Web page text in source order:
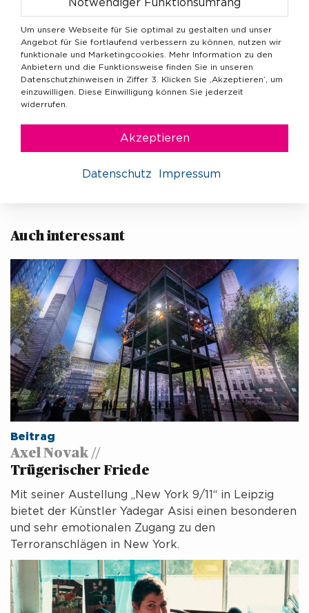
die beste Interpretation durchsetzen wird.
Bei der Bewertung Adam Smiths – so weist Karen Horn
in ihrer vorzüglichen Ausarbeitung nach – objektiviert
sich gerade so einiges. Und auch in der aktuellen
politischen Diskussion gibt es noch einiges an
Missverständnissen und Fehlinterpretationen zum
politischen Liberalismus in Regierungsverantwortung
Auch interessant
Beitrag
Axel Novak //
Trügerischer Friede
Mit seiner Austellung „New York 9/11“ in Leipzig
bietet der Künstler Yadegar Asisi einen besonderen
und sehr emotionalen Zugang zu den
Terroranschlägen in New York.
Notwendiger Funktionsumfang
Um unsere Webseite für Sie optimal zu gestalten und unser
Angebot für Sie fortlaufend verbessern zu können, nutzen wir
funktionale und Marketingcookies. Mehr Information zu den
Anbietern und die Funktionsweise finden Sie in unseren
Datenschutzhinweisen in Ziffer 3. Klicken Sie ‚Akzeptieren‘, um
einzuwilligen. Diese Einwilligung können Sie jederzeit
widerrufen.
Akzeptieren
Datenschutz Impressum